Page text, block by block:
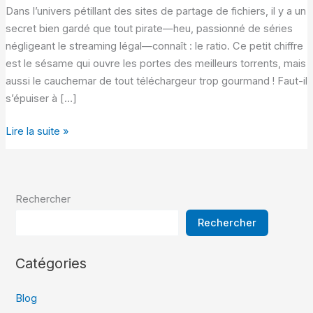
Dans l’univers pétillant des sites de partage de fichiers, il y a un
secret bien gardé que tout pirate—heu, passionné de séries
négligeant le streaming légal—connaît : le ratio. Ce petit chiffre
est le sésame qui ouvre les portes des meilleurs torrents, mais
aussi le cauchemar de tout téléchargeur trop gourmand ! Faut-il
s’épuiser à […]
RatioMaster
pour
ratio
les
Lire la suite »
Rechercher
Rechercher
Catégories
Blog